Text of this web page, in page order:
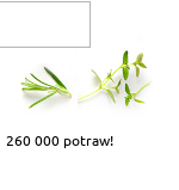
260 000 potraw!